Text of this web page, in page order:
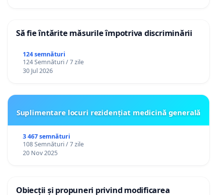
Să fie întărite măsurile împotriva discriminării
124 semnături
124 Semnături / 7 zile
30 Jul 2026
Suplimentare locuri rezidențiat medicină generală
3 467 semnături
108 Semnături / 7 zile
20 Nov 2025
Obiecții și propuneri privind modificarea